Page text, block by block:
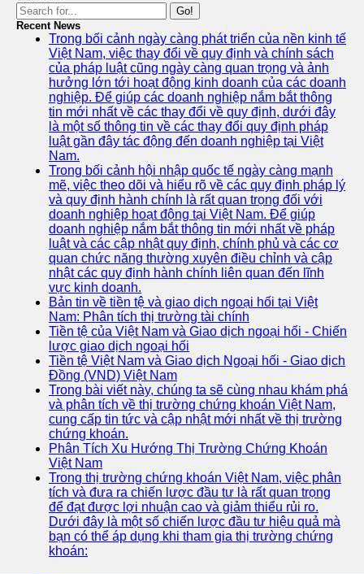
Go!
Recent News
Trong bối cảnh ngày càng phát triển của nền kinh tế
Việt Nam, việc thay đổi về quy định và chính sách
của pháp luật cũng ngày càng quan trọng và ảnh
hưởng lớn tới hoạt động kinh doanh của các doanh
nghiệp. Để giúp các doanh nghiệp nắm bắt thông
tin mới nhất về các thay đổi về quy định, dưới đây
là một số thông tin về các thay đổi quy định pháp
luật gần đây tác động đến doanh nghiệp tại Việt
Nam.
Trong bối cảnh hội nhập quốc tế ngày càng mạnh
mẽ, việc theo dõi và hiểu rõ về các quy định pháp lý
và quy định hành chính là rất quan trọng đối với
doanh nghiệp hoạt động tại Việt Nam. Để giúp
doanh nghiệp nắm bắt thông tin mới nhất về pháp
luật và các cập nhật quy định, chính phủ và các cơ
quan chức năng thường xuyên điều chỉnh và cập
nhật các quy định hành chính liên quan đến lĩnh
vực kinh doanh.
Bản tin về tiền tệ và giao dịch ngoại hối tại Việt
Nam: Phân tích thị trường tài chính
Tiền tệ của Việt Nam và Giao dịch ngoại hối - Chiến
lược giao dịch ngoại hối
Tiền tệ Việt Nam và Giao dịch Ngoại hối - Giao dịch
Đồng (VND) Việt Nam
Trong bài viết này, chúng ta sẽ cùng nhau khám phá
và phân tích về thị trường chứng khoán Việt Nam,
cung cấp tin tức và cập nhật mới nhất về thị trường
chứng khoán.
Phân Tích Xu Hướng Thị Trường Chứng Khoán
Việt Nam
Trong thị trường chứng khoán Việt Nam, việc phân
tích và đưa ra chiến lược đầu tư là rất quan trọng
để đạt được lợi nhuận cao và giảm thiểu rủi ro.
Dưới đây là một số chiến lược đầu tư hiệu quả mà
bạn có thể áp dụng khi tham gia thị trường chứng
khoán: